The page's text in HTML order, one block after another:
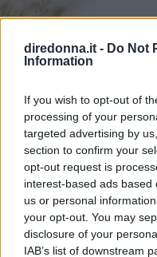
diredonna.it - Do Not
Information
If you wish to opt-out of
processing of your
targeted advertising by
section to confirm your
opt-out request is
interest-based ads
us or personal
your opt-out. You may
disclosure of your
IAB’s list of downstream